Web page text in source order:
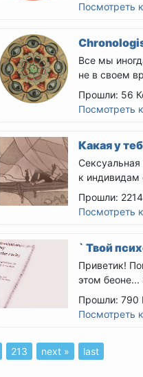
Посмотреть
Все мы
не в своем
прошлой
Прошли: 56
Посмотреть
Какая у
к индивидам
нибудь...
Прошли: 2214
Посмотреть
` Твой
Приветик!
этом беоне...
Прошли: 790
Посмотреть
213 next » last